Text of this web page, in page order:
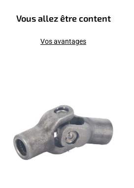
Vous allez être content
Vos avantages